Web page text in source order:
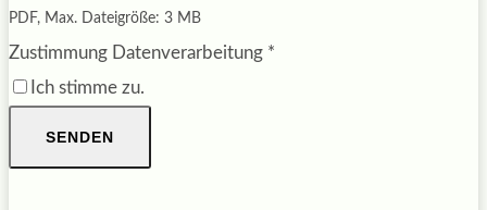
PDF, Max. Dateigröße: 3 MB
Zustimmung Datenverarbeitung *
Ich stimme zu.
SENDEN